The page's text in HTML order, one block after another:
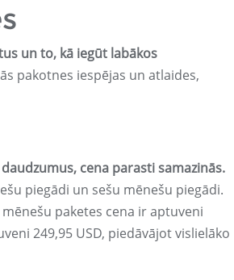
un to, kā iegūt labākos
pakotnes iespējas un atlaides,
cena parasti samazinās.
piegādi un sešu mēnešu piegādi.
paketes cena ir aptuveni
249,95 USD, piedāvājot vislielāko